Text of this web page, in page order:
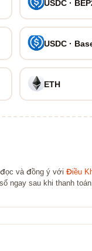
USDC ·
USDC ·
ETH
và đồng ý với Điều
ngay sau khi thanh